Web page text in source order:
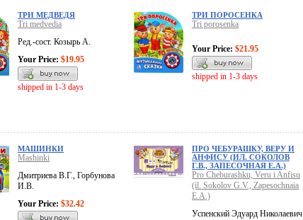
ТРИ МЕДВЕДЯ
Tri medvedia
Ред.-сост. Козырь А.
Your Price: $19.95
shipped in 1-3 days
ТРИ ПОРОСЕНКА
Tri porosenka
Your Price: $21.95
shipped in 1-3 days
МАШИНКИ
Mashinki
Дмитриева В.Г., Горбунова
И.В.
Your Price: $32.42
ПРО ЧЕБУРАШКУ, ВЕРУ И
АНФИСУ (ИЛ. СОКОЛОВ
Г.В., ЗАПЕСОЧНАЯ Е.А.)
Pro Cheburashku, Veru i Anfisu
(il. Sokolov G.V., Zapesochnaia
E.A.)
Успенский Эдуард Николаевич